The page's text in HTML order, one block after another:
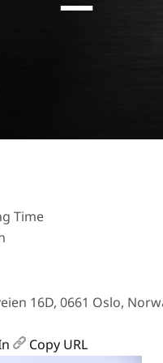
Time
16D, 0661 Oslo,
Copy URL